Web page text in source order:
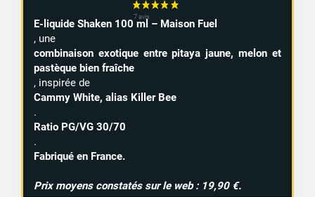
E-liquide Shaken 100 ml – Maison Fuel
, une
combinaison exotique entre pitaya jaune, melon et
pastèque bien fraîche
, inspirée de
Cammy White, alias Killer Bee
.
Ratio PG/VG 30/70
.
Fabriqué en France.
Prix moyens constatés sur le web : 19,90 €.